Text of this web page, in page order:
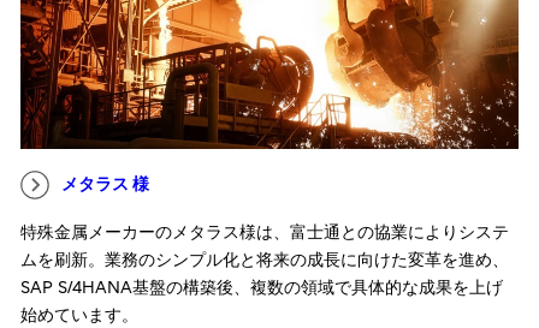
メタラス 様
特殊金属メーカーのメタラス様は、富士通との協業によりシステ
ムを刷新。業務のシンプル化と将来の成長に向けた変革を進め、
SAP S/4HANA基盤の構築後、複数の領域で具体的な成果を上げ
始めています。